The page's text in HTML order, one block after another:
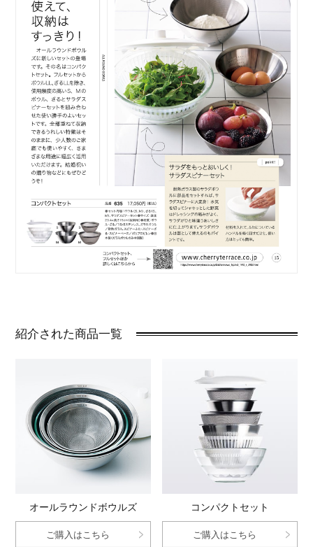
紹介された商品一覧
オールラウンドボウルズ
ご購入はこちら
コンパクトセット
ご購入はこちら